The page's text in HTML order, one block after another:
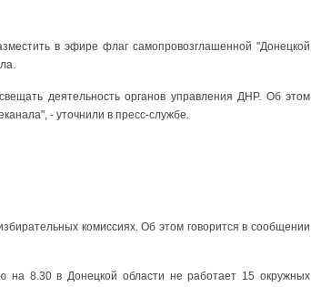
в эфире флаг самопровозглашенной "Донецкой
деятельность органов управления ДНР. Об этом
- уточнили в пресс-службе.
комиссиях. Об этом говорится в сообщении
на 8.30 в Донецкой области не работает 15 окружных